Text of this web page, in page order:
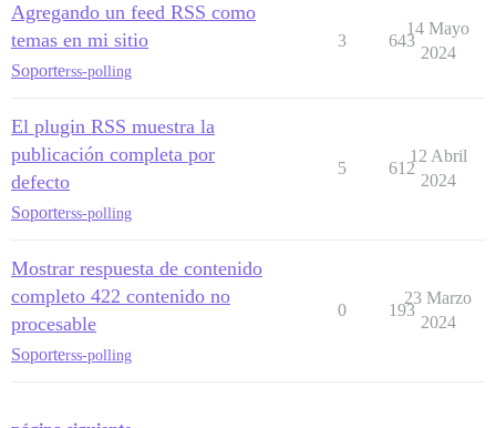
Agregando un feed RSS como
temas en mi sitio
Soporterss-polling
3 643
14 Mayo
2024
El plugin RSS muestra la
publicación completa por
defecto
Soporterss-polling
5 612
12 Abril
2024
Mostrar respuesta de contenido
completo 422 contenido no
procesable
Soporterss-polling
0 193
23 Marzo
2024